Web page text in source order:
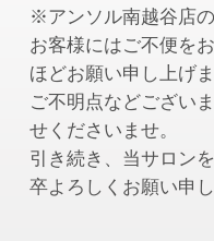
※アンソル南越谷店
お客様にはご不便を
ほどお願い申し上げま
ご不明点などござい
せくださいませ。
引き続き、当サロン
卒よろしくお願い申し